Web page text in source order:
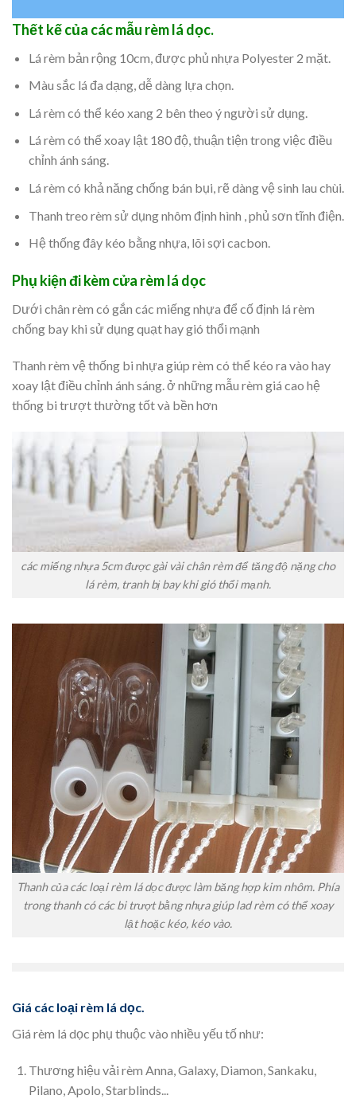
Thết kế của các mẫu rèm lá dọc.
Lá rèm bản rộng 10cm, được phủ nhựa Polyester 2 mặt.
Màu sắc lá đa dạng, dễ dàng lựa chọn.
Lá rèm có thể kéo xang 2 bên theo ý người sử dụng.
Lá rèm có thể xoay lật 180 độ, thuận tiện trong việc điều
chỉnh ánh sáng.
Lá rèm có khả năng chống bán bụi, rẽ dàng vệ sinh lau chùi.
Thanh treo rèm sử dụng nhôm định hình , phủ sơn tĩnh điện.
Hệ thống đây kéo bằng nhựa, lõi sợi cacbon.
Phụ kiện đi kèm cửa rèm lá dọc
Dưới chân rèm có gắn các miếng nhựa để cố định lá rèm
chống bay khi sử dụng quạt hay gió thổi mạnh
Thanh rèm vệ thống bi nhựa giúp rèm có thể kéo ra vào hay
xoay lật điều chỉnh ánh sáng. ở những mẫu rèm giá cao hệ
thống bi trượt thường tốt và bền hơn
các miếng nhựa 5cm được gài vài chân rèm để tăng độ nặng cho
lá rèm, tranh bị bay khi gió thổi mạnh.
Thanh của các loại rèm lá dọc được làm băng hợp kim nhôm. Phía
trong thanh có các bi trượt bằng nhựa giúp lad rèm có thể xoay
lật hoặc kéo, kéo vào.
Giá các loại rèm lá dọc.
Giá rèm lá dọc phụ thuộc vào nhiều yếu tố như:
Thương hiệu vải rèm Anna, Galaxy, Diamon, Sankaku,
Pilano, Apolo, Starblinds...